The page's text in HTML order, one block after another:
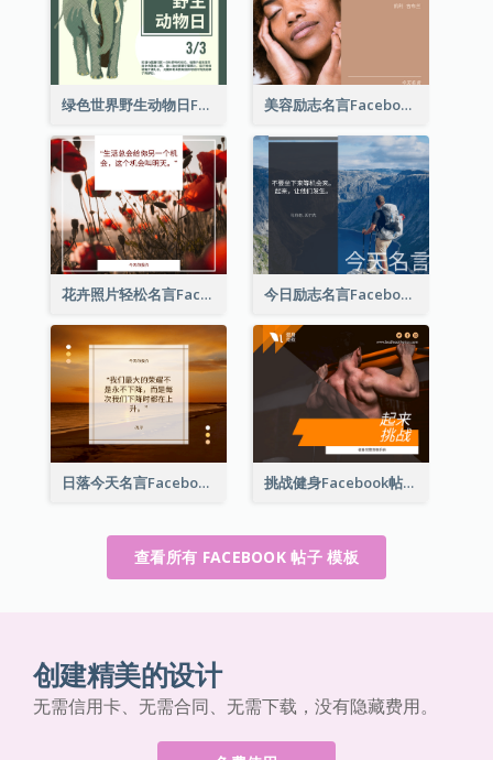
绿色世界野生动物日Facebook帖子 美容励志名言Facebook帖子
花卉照片轻松名言Facebook帖子 今日励志名言Facebook帖子
日落今天名言Facebook帖子 挑战健身Facebook帖子
查看所有 FACEBOOK 帖子 模板
创建精美的设计
无需信用卡、无需合同、无需下载，没有隐藏费用。